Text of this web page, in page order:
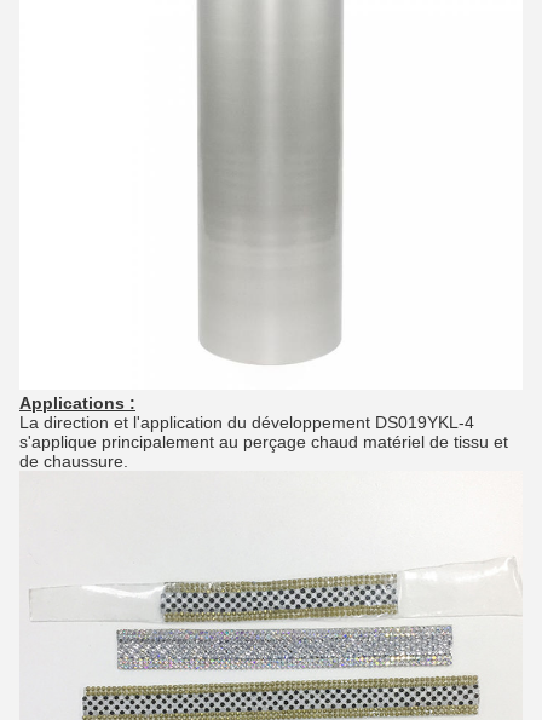
Applications :
La direction et l'application du développement DS019YKL-4
s'applique principalement au perçage chaud matériel de tissu et
de chaussure.